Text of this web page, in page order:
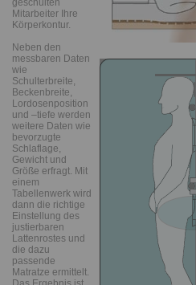
geschulten
Mitarbeiter Ihre
Körperkontur.
Neben den
messbaren Daten
wie
Schulterbreite,
Beckenbreite,
Lordosenposition
und –tiefe werden
weitere Daten wie
bevorzugte
Schlaflage,
Gewicht und
Größe erfragt. Mit
einem
Tabellenwerk wird
dann die richtige
Einstellung des
justierbaren
Lattenrostes und
die dazu
passende
Matratze ermittelt.